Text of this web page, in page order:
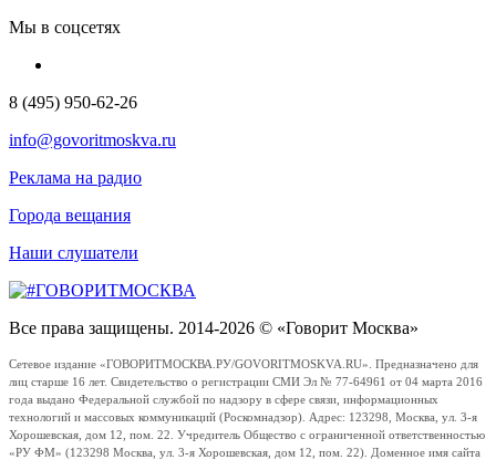
Мы в соцсетях
8 (495) 950-62-26
info@govoritmoskva.ru
Реклама на радио
Города вещания
Наши слушатели
Все права защищены. 2014-2026 © «Говорит Москва»
Сетевое издание «ГОВОРИТМОСКВА.РУ/GOVORITMOSKVA.RU». Предназначено для
лиц старше 16 лет. Свидетельство о регистрации СМИ Эл № 77-64961 от 04 марта 2016
года выдано Федеральной службой по надзору в сфере связи, информационных
технологий и массовых коммуникаций (Роскомнадзор). Адрес: 123298, Москва, ул. 3-я
Хорошевская, дом 12, пом. 22. Учредитель Общество с ограниченной ответственностью
«РУ ФМ» (123298 Москва, ул. 3-я Хорошевская, дом 12, пом. 22). Доменное имя сайта